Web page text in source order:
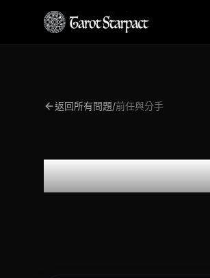
返回所有問題/前任與分手